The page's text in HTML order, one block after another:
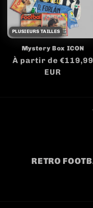
PLUSIEURS TAILLES
Mystery Box ICON
Prix
À partir de €119,99
EUR
RETRO